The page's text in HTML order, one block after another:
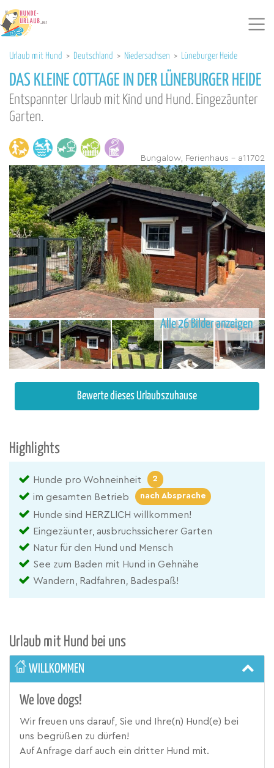
Urlaub mit Hund > Deutschland > Niedersachsen > Lüneburger Heide
DAS KLEINE COTTAGE IN DER LÜNEBURGER HEIDE
Entspannter Urlaub mit Kind und Hund. Eingezäunter
Garten.
Bungalow, Ferienhaus - a11702
Alle 26 Bilder anzeigen
Bewerte dieses Urlaubszuhause
Highlights
Hunde pro Wohneinheit 2
im gesamten Betrieb nach Absprache
Hunde sind HERZLICH willkommen!
Eingezäunter, ausbruchssicherer Garten
Natur für den Hund und Mensch
See zum Baden mit Hund in Gehnähe
Wandern, Radfahren, Badespaß!
Urlaub mit Hund bei uns
WILLKOMMEN
We love dogs!
Wir freuen uns darauf, Sie und Ihre(n) Hund(e) bei
uns begrüßen zu dürfen!
Auf Anfrage darf auch ein dritter Hund mit.